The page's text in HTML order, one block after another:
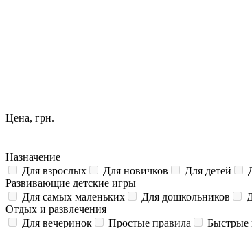
Цена, грн.
Назначение
Для взрослых
Для новичков Для детей
Развивающие детские игры
Для самых маленьких
Для дошкольников
Отдых и развлечения
Для вечеринок
Простые правила Быстрые